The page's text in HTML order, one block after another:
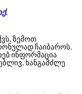
ზემოთ
ჩაიბაროს.
ინფორმაცია
ხანგამძლე